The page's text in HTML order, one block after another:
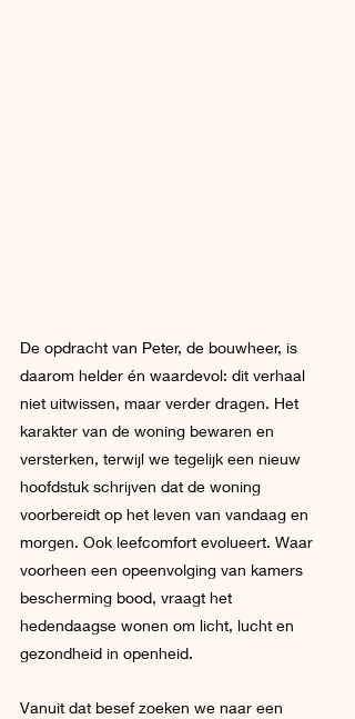
De opdracht van Peter, de bouwheer, is
daarom helder én waardevol: dit verhaal
niet uitwissen, maar verder dragen. Het
karakter van de woning bewaren en
versterken, terwijl we tegelijk een nieuw
hoofdstuk schrijven dat de woning
voorbereidt op het leven van vandaag en
morgen. Ook leefcomfort evolueert. Waar
voorheen een opeenvolging van kamers
bescherming bood, vraagt het
hedendaagse wonen om licht, lucht en
gezondheid in openheid.
Vanuit dat besef zoeken we naar een